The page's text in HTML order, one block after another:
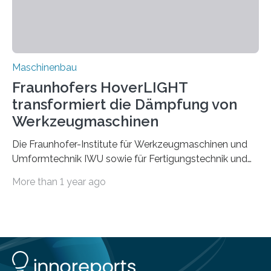
Maschinenbau
Fraunhofers HoverLIGHT
transformiert die Dämpfung von
Werkzeugmaschinen
Die Fraunhofer-Institute für Werkzeugmaschinen und
Umformtechnik IWU sowie für Fertigungstechnik und
Durchbruch in der Materialforschung erzielt: Der
partikelgefüllten Hohlkugeln erreicht HoverLIGHT einen
bisher unerreichten Eigenschaftsmix aus Leichtigkeit,
More than 1 year ago